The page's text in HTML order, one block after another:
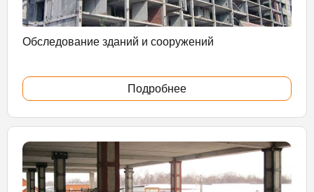
Обследование зданий и сооружений
Подробнее